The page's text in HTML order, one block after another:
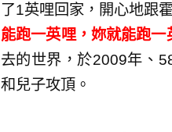
了1英哩回家，開心地跟
能跑一英哩，妳就能跑一
去的世界，於2009年、
和兒子攻頂。